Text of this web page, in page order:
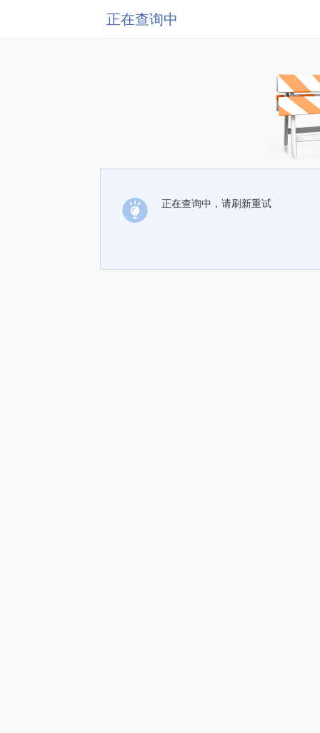
正在查询中
正在查询中，请刷新重试